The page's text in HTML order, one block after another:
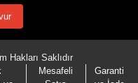
Hakları Saklıdır
Mesafeli
Garanti